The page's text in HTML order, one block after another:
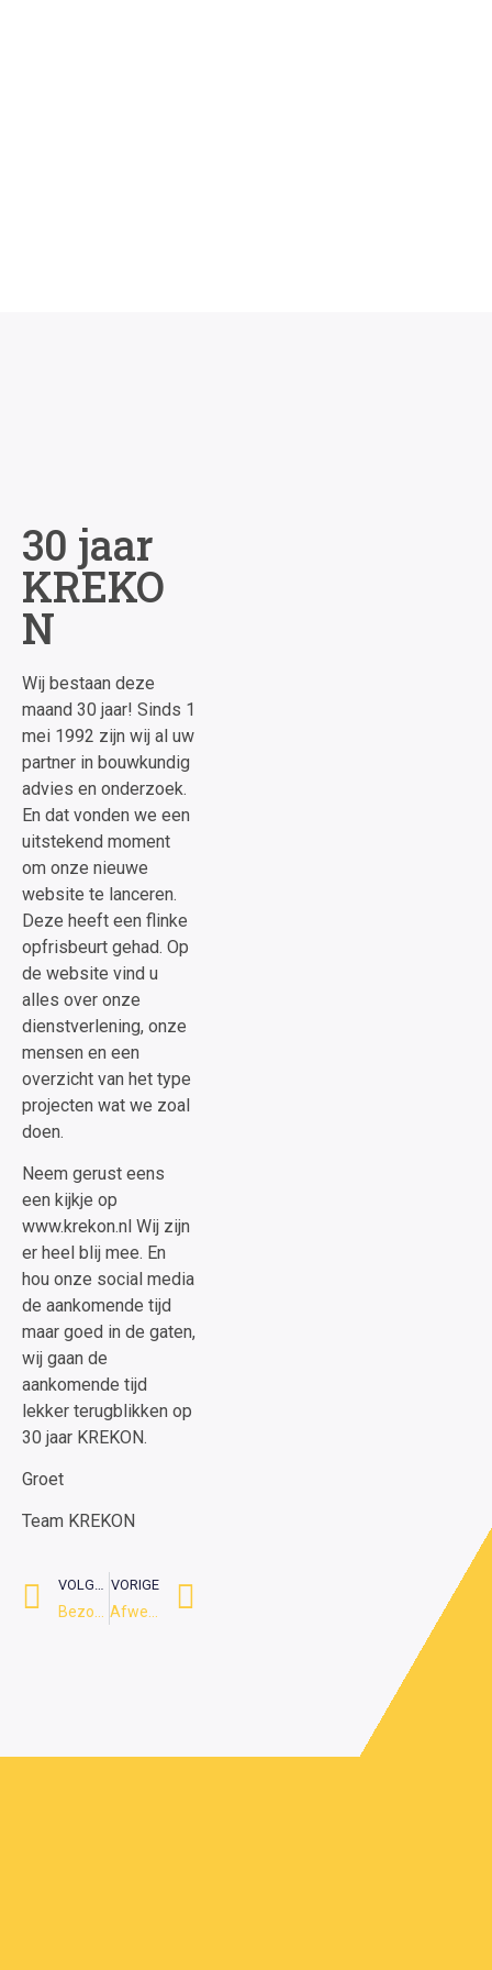
30 jaar
KREKO
N
Wij bestaan deze
maand 30 jaar! Sinds 1
mei 1992 zijn wij al uw
partner in bouwkundig
advies en onderzoek.
En dat vonden we een
uitstekend moment
om onze nieuwe
website te lanceren.
Deze heeft een flinke
opfrisbeurt gehad. Op
de website vind u
alles over onze
dienstverlening, onze
mensen en een
overzicht van het type
projecten wat we zoal
doen.
Neem gerust eens
een kijkje op
www.krekon.nl Wij zijn
er heel blij mee. En
hou onze social media
de aankomende tijd
maar goed in de gaten,
wij gaan de
aankomende tijd
lekker terugblikken op
30 jaar KREKON.
Groet
Team KREKON
VOLGENDE VORIGE